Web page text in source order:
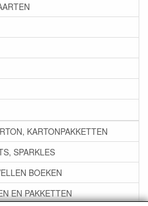
KARTONPAKKETTEN
SPARKLES
BOEKEN
EN PAKKETTEN